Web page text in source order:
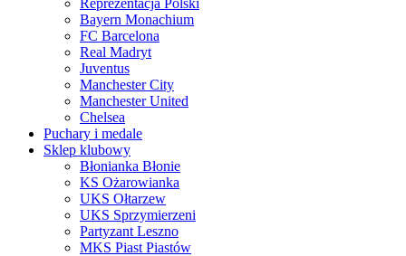
Reprezentacja Polski
Bayern Monachium
FC Barcelona
Real Madryt
Juventus
Manchester City
Manchester United
Chelsea
Puchary i medale
Sklep klubowy
Błonianka Błonie
KS Ożarowianka
UKS Ołtarzew
UKS Sprzymierzeni
Partyzant Leszno
MKS Piast Piastów